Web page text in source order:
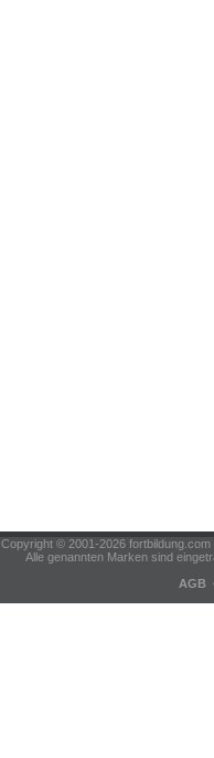
Copyright © 2001-2026
Alle genannten Marken sind
AGB